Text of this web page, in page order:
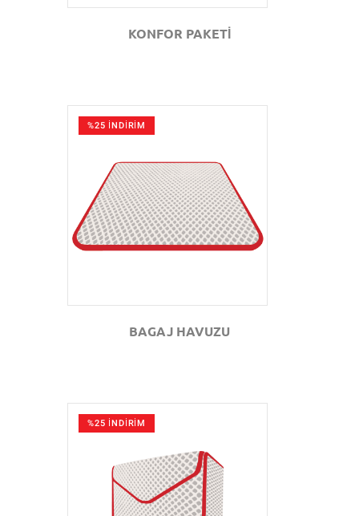
KONFOR PAKETİ
%25 İNDİRİM
GÖZAT
BAGAJ HAVUZU
%25 İNDİRİM
GÖZAT